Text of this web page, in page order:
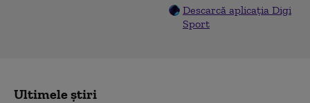
Descarcă aplicația Digi
Sport
Ultimele știri